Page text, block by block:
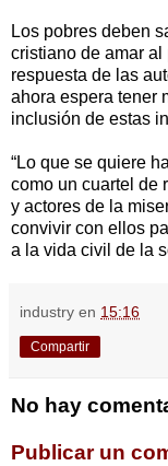
Los pobres deben
cristiano de amar
respuesta de las
ahora espera tener
inclusión de estas
“Lo que se quiere
como un cuartel de
y actores de la
convivir con ellos
a la vida civil de la
industry en 15:16
Compartir
No hay
Publicar un